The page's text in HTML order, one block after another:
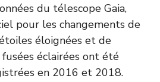
du télescope Gaia,
pour les changements de
éloignées et de
éclairées ont été
en 2016 et 2018.